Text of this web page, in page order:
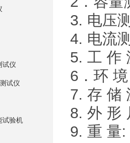
试仪
试仪
试验机
3. 电压
4. 电流
5. 工 作
6．环
7. 存 储
8. 外 形
9. 重 量: